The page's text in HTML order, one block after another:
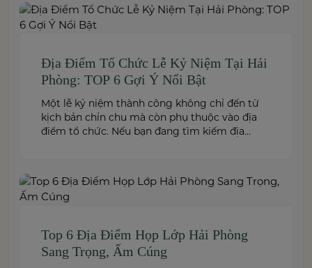
Địa Điểm Tổ Chức Lễ Kỷ Niệm Tại Hải
Phòng: TOP 6 Gợi Ý Nổi Bật
Một lễ kỷ niệm thành công không chỉ đến từ
kịch bản chỉn chu mà còn phụ thuộc vào địa
điểm tổ chức. Nếu bạn đang tìm kiếm địa
ứng nhiều quy mô sự kiện, đừng […]
Top 6 Địa Điểm Họp Lớp Hải Phòng
Sang Trọng, Ấm Cúng